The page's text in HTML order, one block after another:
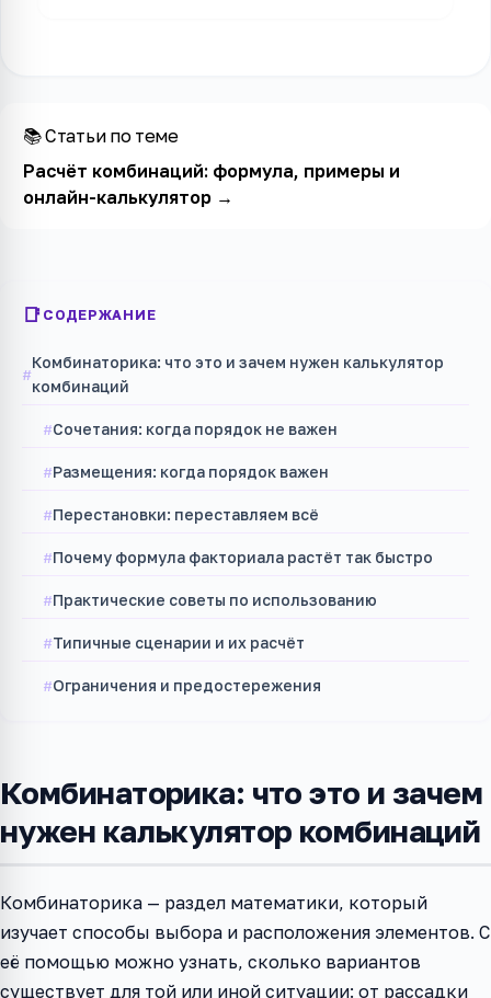
📚 Статьи по теме
Расчёт комбинаций: формула, примеры и
онлайн-калькулятор→
СОДЕРЖАНИЕ
Комбинаторика: что это и зачем нужен калькулятор
комбинаций
Сочетания: когда порядок не важен
Размещения: когда порядок важен
Перестановки: переставляем всё
Почему формула факториала растёт так быстро
Практические советы по использованию
Типичные сценарии и их расчёт
Ограничения и предостережения
Комбинаторика: что это и зачем
нужен калькулятор комбинаций
Комбинаторика — раздел математики, который
изучает способы выбора и расположения элементов. С
её помощью можно узнать, сколько вариантов
существует для той или иной ситуации: от рассадки